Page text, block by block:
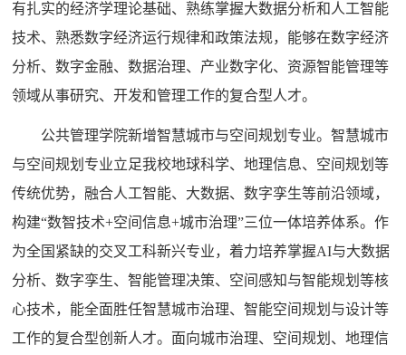
有扎实的经济学理论基础、熟练掌握大数据分析和人工智能
技术、熟悉数字经济运行规律和政策法规，能够在数字经济
分析、数字金融、数据治理、产业数字化、资源智能管理等
领域从事研究、开发和管理工作的复合型人才。
公共管理学院新增智慧城市与空间规划专业。智慧城市
与空间规划专业立足我校地球科学、地理信息、空间规划等
传统优势，融合人工智能、大数据、数字孪生等前沿领域，
构建“数智技术+空间信息+城市治理”三位一体培养体系。作
为全国紧缺的交叉工科新兴专业，着力培养掌握AI与大数据
分析、数字孪生、智能管理决策、空间感知与智能规划等核
心技术，能全面胜任智慧城市治理、智能空间规划与设计等
工作的复合型创新人才。面向城市治理、空间规划、地理信